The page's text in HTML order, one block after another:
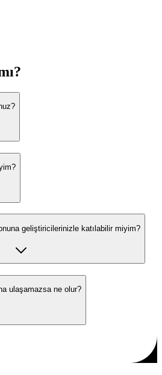
geliştiricilerinizle katılabilir miyim?
ulaşamazsa ne olur?